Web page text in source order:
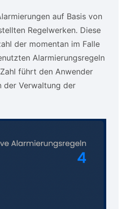
auf Basis von
Regelwerken. Diese
der momentan im Falle
Alarmierungsregeln
führt den Anwender
der Verwaltung der